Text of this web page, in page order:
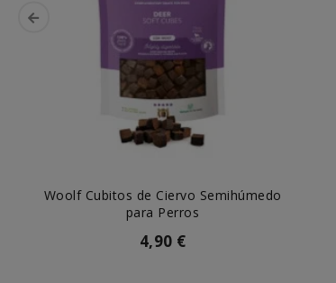
Woolf Cubitos de Ciervo Semihúmedo
para Perros
4,90 €